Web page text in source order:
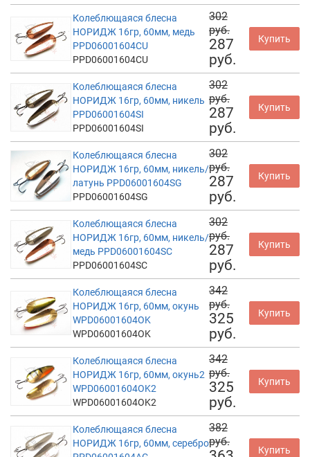
Колеблющаяся блесна
НОРИДЖ 16гр, 60мм, медь
PPD06001604CU
PPD06001604CU
302
руб.
287
руб.
Купить
Колеблющаяся блесна
НОРИДЖ 16гр, 60мм, никель
PPD06001604SI
PPD06001604SI
302
руб.
287
руб.
Купить
Колеблющаяся блесна
НОРИДЖ 16гр, 60мм, никель/
латунь PPD06001604SG
PPD06001604SG
302
руб.
287
руб.
Купить
Колеблющаяся блесна
НОРИДЖ 16гр, 60мм, никель/
медь PPD06001604SC
PPD06001604SC
302
руб.
287
руб.
Купить
Колеблющаяся блесна
НОРИДЖ 16гр, 60мм, окунь
WPD06001604OK
WPD06001604OK
342
руб.
325
руб.
Купить
Колеблющаяся блесна
НОРИДЖ 16гр, 60мм, окунь2
WPD06001604OK2
WPD06001604OK2
342
руб.
325
руб.
Купить
Колеблющаяся блесна
НОРИДЖ 16гр, 60мм, серебро
382
руб.
Купить